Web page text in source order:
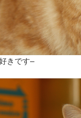
きです–